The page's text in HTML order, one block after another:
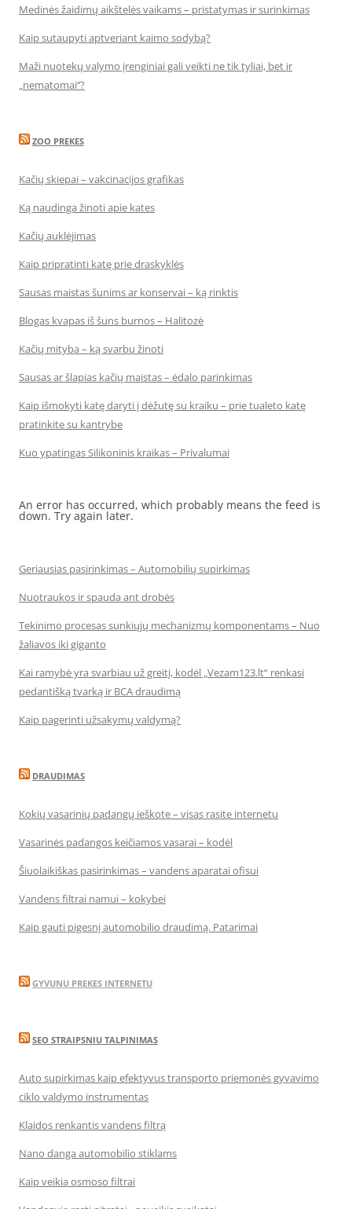
Medinės žaidimų aikštelės vaikams – pristatymas ir surinkimas
Kaip sutaupyti aptveriant kaimo sodybą?
Maži nuotekų valymo įrenginiai gali veikti ne tik tyliai, bet ir
„nematomai‘‘?
ZOO PREKES
Kačių skiepai – vakcinacijos grafikas
Ką naudinga žinoti apie kates
Kačių auklėjimas
Kaip pripratinti katę prie draskyklės
Sausas maistas šunims ar konservai – ką rinktis
Blogas kvapas iš šuns burnos – Halitozė
Kačių mityba – ką svarbu žinoti
Sausas ar šlapias kačių maistas – ėdalo parinkimas
Kaip išmokyti katę daryti į dėžutę su kraiku – prie tualeto katę
pratinkite su kantrybe
Kuo ypatingas Silikoninis kraikas – Privalumai
An error has occurred, which probably means the feed is
down. Try again later.
Geriausias pasirinkimas – Automobilių supirkimas
Nuotraukos ir spauda ant drobės
Tekinimo procesas sunkiųjų mechanizmų komponentams – Nuo
žaliavos iki giganto
Kai ramybė yra svarbiau už greitį, kodėl „Vezam123.lt“ renkasi
pedantišką tvarką ir BCA draudimą
Kaip pagerinti užsakymų valdymą?
DRAUDIMAS
Kokių vasarinių padangų ieškote – visas rasite internetu
Vasarinės padangos keičiamos vasarai – kodėl
Šiuolaikiškas pasirinkimas – vandens aparatai ofisui
Vandens filtrai namui – kokybei
Kaip gauti pigesnį automobilio draudimą. Patarimai
GYVUNU PREKES INTERNETU
SEO STRAIPSNIU TALPINIMAS
Auto supirkimas kaip efektyvus transporto priemonės gyvavimo
ciklo valdymo instrumentas
Klaidos renkantis vandens filtrą
Nano danga automobilio stiklams
Kaip veikia osmoso filtrai